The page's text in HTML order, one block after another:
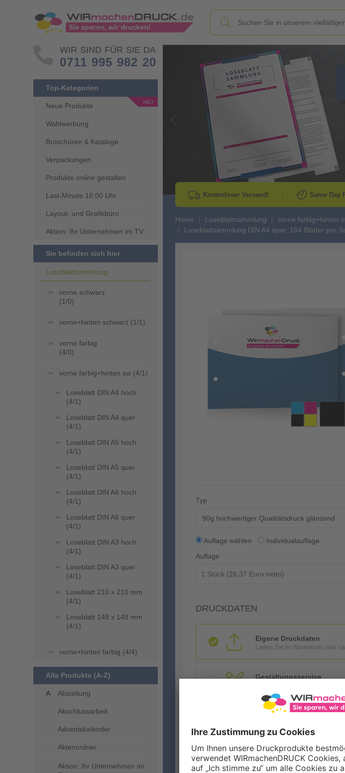
WIR SIND FÜR SIE DA
0711 995 982 20
Top-Kategorien
Neue Produkte
Wahlwerbung
Broschüren & Kataloge
Verpackungen
Produkte online gestalten
Last-Minute 18:00 Uhr
Layout- und Grafikbüro
Aktion: Ihr Unternehmen im TV
Sie befinden sich hier
Loseblattsammlung
vorne schwarz
(1/0)
vorne+hinten schwarz (1/1)
vorne farbig
(4/0)
vorne farbig+hinten sw (4/1)
Loseblatt DIN A4 hoch
(4/1)
Loseblatt DIN A4 quer
(4/1)
Loseblatt DIN A5 hoch
(4/1)
Loseblatt DIN A5 quer
(4/1)
Loseblatt DIN A6 hoch
(4/1)
Loseblatt DIN A6 quer
(4/1)
Loseblatt DIN A3 hoch
(4/1)
Loseblatt DIN A3 quer
(4/1)
Loseblatt 210 x 210 mm
(4/1)
Loseblatt 148 x 148 mm
(4/1)
vorne+hinten farbig (4/4)
Alle Produkte (A-Z)
Abizeitung
Abschlussarbeit
Adventskalender
Aktenordner
Aktion: Ihr Unternehmen im
Go to Previous Slide
Kostenloser Versand! Same Day
Home Loseblattsammlung vorne farbig+hinten
Loseblattsammlung DIN A4 quer, 164 Blätter pro
Typ
90g hochwertiger Qualitätsdruck glänzend
Auflage wählen
Individualauflage
Auflage
DRUCKDATEN
Eigene Druckdaten
Laden Sie im Warenkorb oder
Gestaltungsservice
Qualitätskontrolle (von Experten